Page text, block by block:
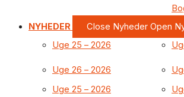
NYHEDER
Close Nyheder Open
Uge 25 – 2026
Uge 26 – 2026
Uge 25 – 2026